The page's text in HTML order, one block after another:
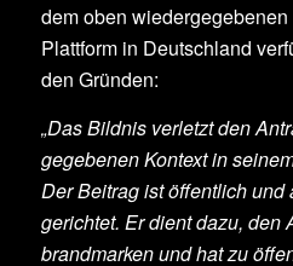
dem oben
Plattform in Deutschland
den Gründen:
„Das Bildnis verletzt den
gegebenen Kontext in
Der Beitrag ist öffentlich
gerichtet. Er dient dazu, den
brandmarken und hat zu